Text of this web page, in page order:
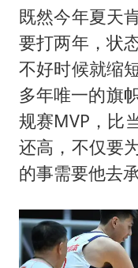
既然今年夏天
要打两年，状
不好时候就缩
多年唯一的旗
规赛MVP，比
还高，不仅要
的事需要他去承